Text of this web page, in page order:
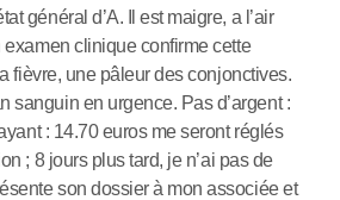
général d’A. Il est maigre, a l’air
examen clinique confirme cette
fièvre, une pâleur des conjonctives.
sanguin en urgence. Pas d’argent :
: 14.70 euros me seront réglés
; 8 jours plus tard, je n’ai pas de
son dossier à mon associée et